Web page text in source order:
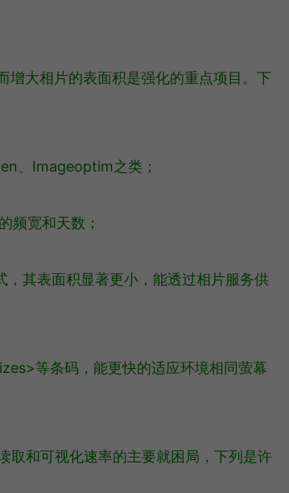
增大相片的表面积是强化的重点项目。下
、Imageoptim之类；
频宽和天数；
，其表面积显著更小，能透过相片服务供
等条码，能更快的适应环境相同萤幕
和可视化速率的主要就困局，下列是许